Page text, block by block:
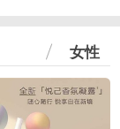
女性